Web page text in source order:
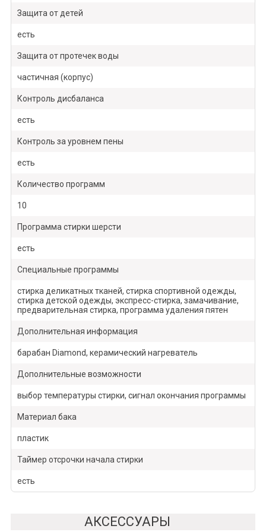
Защита от детей
есть
Защита от протечек воды
частичная (корпус)
Контроль дисбаланса
есть
Контроль за уровнем пены
есть
Количество программ
10
Программа стирки шерсти
есть
Специальные программы
стирка деликатных тканей, стирка спортивной одежды,
стирка детской одежды, экспресс-стирка, замачивание,
предварительная стирка, программа удаления пятен
Дополнительная информация
барабан Diamond, керамический нагреватель
Дополнительные возможности
выбор температуры стирки, сигнал окончания программы
Материал бака
пластик
Таймер отсрочки начала стирки
есть
АКСЕССУАРЫ